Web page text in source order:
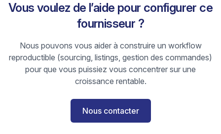
Vous voulez de l’aide pour configurer ce
fournisseur ?
Nous pouvons vous aider à construire un workflow
reproductible (sourcing, listings, gestion des commandes)
pour que vous puissiez vous concentrer sur une
croissance rentable.
Nous contacter